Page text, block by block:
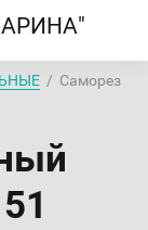
  /  Саморез